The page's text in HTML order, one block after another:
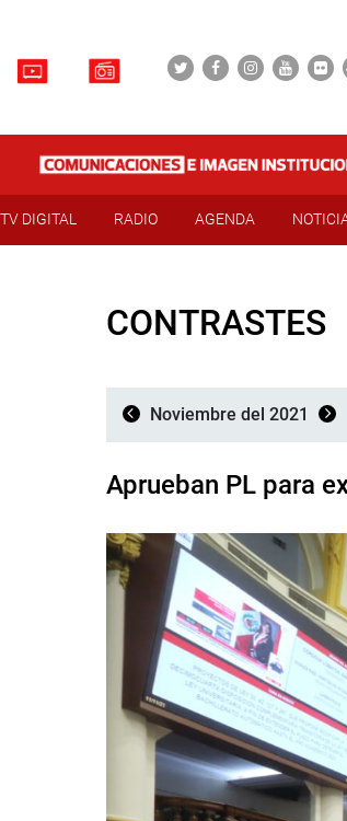
TV DIGITAL RADIO AGENDA
CONTRASTES
Noviembre del 2021
Aprueban PL para